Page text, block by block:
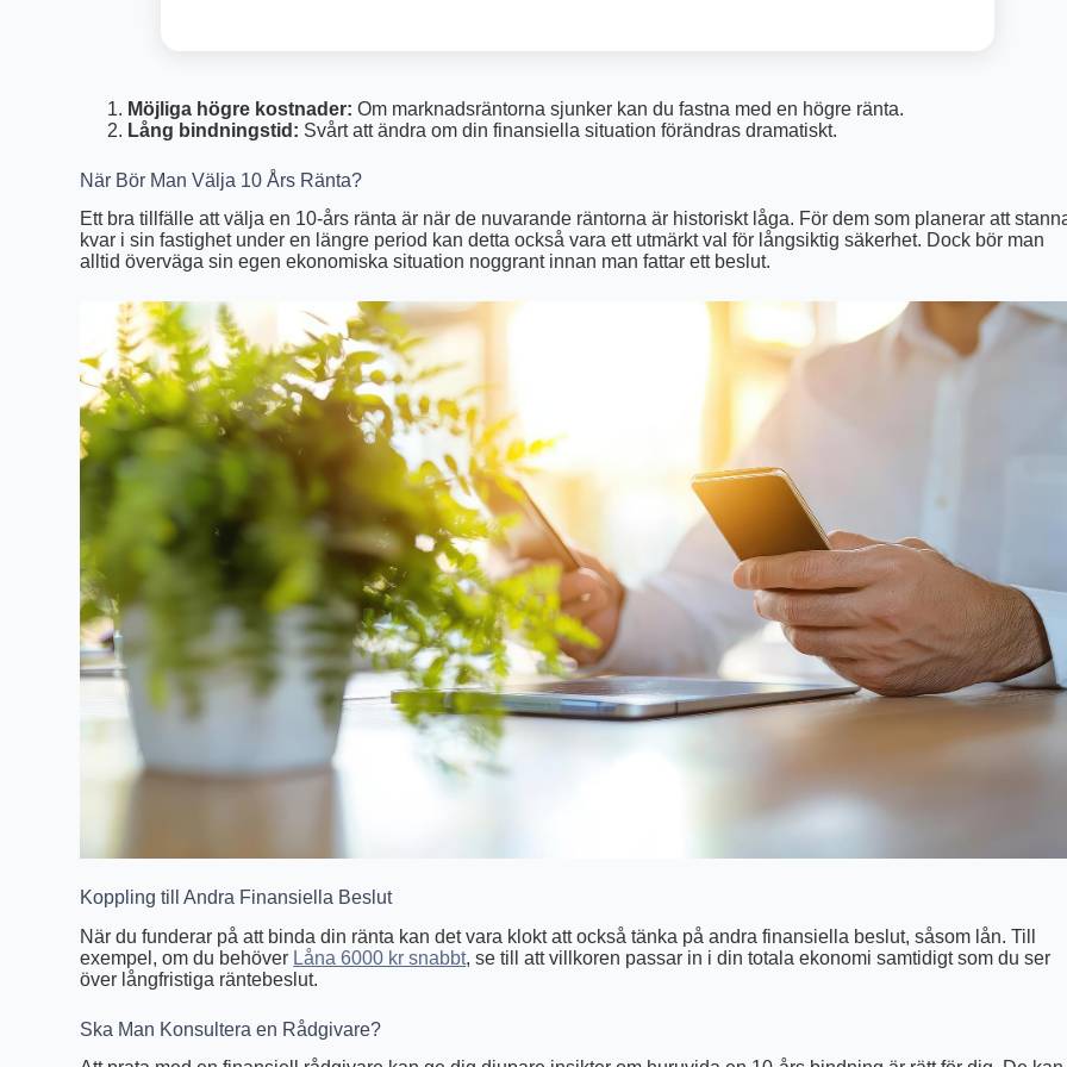
Möjliga högre kostnader: Om marknadsräntorna sjunker kan du fastna med en högre ränta.
Lång bindningstid: Svårt att ändra om din finansiella situation förändras dramatiskt.
När Bör Man Välja 10 Års Ränta?
Ett bra tillfälle att välja en 10-års ränta är när de nuvarande räntorna är historiskt låga. För dem som planerar att
kvar i sin fastighet under en längre period kan detta också vara ett utmärkt val för långsiktig säkerhet. Dock bör man
alltid överväga sin egen ekonomiska situation noggrant innan man fattar ett beslut.
Koppling till Andra Finansiella Beslut
När du funderar på att binda din ränta kan det vara klokt att också tänka på andra finansiella beslut, såsom lån. Till
exempel, om du behöver Låna 6000 kr snabbt, se till att villkoren passar in i din totala ekonomi samtidigt som du ser
över långfristiga räntebeslut.
Ska Man Konsultera en Rådgivare?